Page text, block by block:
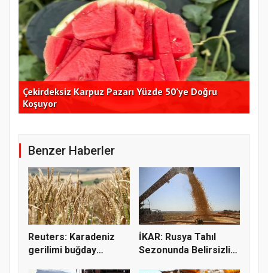
Çekirdeksiz Karpuz Pazarı Yüzde 50’ye Doğru
Koşuyor
Benzer Haberler
Reuters: Karadeniz
gerilimi buğday
İKAR: Rusya Tahıl
Sezonunda Belirsizlik